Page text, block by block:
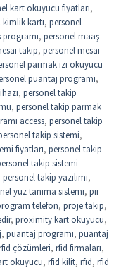
kart okuyucu fiyatları,
kartı, personel
, personel maaş
takip, personel mesai
parmak izi okuyucu
puantaj programı,
, personel takip
, personel takip parmak
access, personel takip
takip sistemi,
fiyatları, personel takip
takip sistemi
personel takip yazılımı,
yüz tanıma sistemi, pır
telefon, proje takip,
, proximity kart okuyucu,
, puantaj programı, puantaj
çözümleri, rfid firmaları,
okuyucu, rfid kilit, rfıd, rfıd